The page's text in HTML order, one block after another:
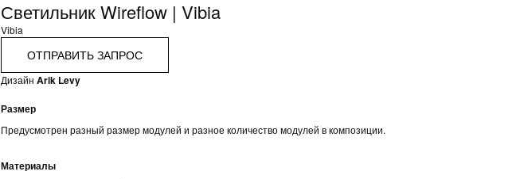
Светильник Wireflow | Vibia
Vibia
ОТПРАВИТЬ ЗАПРОС
Дизайн Arik Levy
Размер
Предусмотрен разный размер модулей и разное количество модулей в композиции.
Материалы